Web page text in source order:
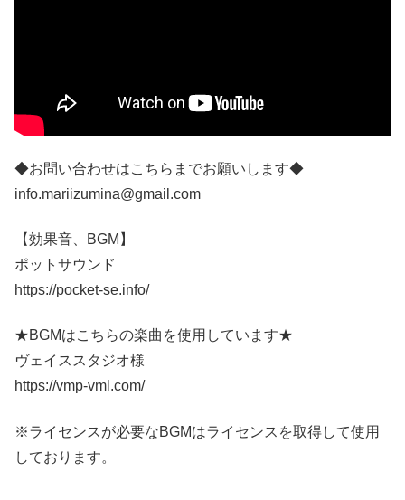
◆お問い合わせはこちらまでお願いします◆
info.mariizumina@gmail.com
【効果音、BGM】
ポットサウンド
https://pocket-se.info/
★BGMはこちらの楽曲を使用しています★
ヴェイススタジオ様
https://vmp-vml.com/
※ライセンスが必要なBGMはライセンスを取得して使用
しております。